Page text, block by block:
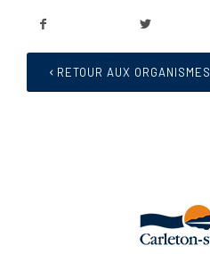
RETOUR AUX ORGANISMES